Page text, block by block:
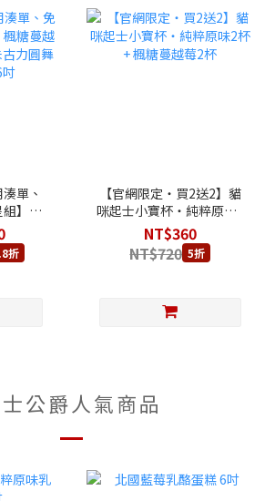
單、
】楓
6吋 +
糕 6
折
【官網限定‧買2送2】貓
咪起士小寶杯‧純粹原味2
杯 + 楓糖蔓越莓2杯
NT$360
NT$720 5折
公爵人氣商品